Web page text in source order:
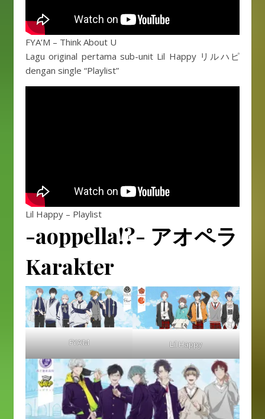
FYA’M – Think About U
Lagu original pertama sub-unit Lil Happy リルハピ
dengan single “Playlist”
Lil Happy – Playlist
-aoppella!?- アオペラ
Karakter
FYA’M Lil Happy